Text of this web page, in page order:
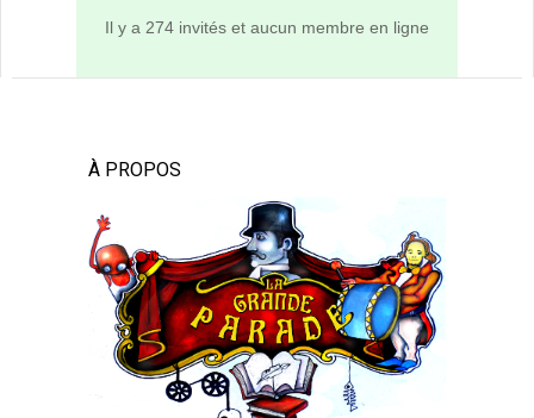
Il y a 274 invités et aucun membre en ligne
À PROPOS